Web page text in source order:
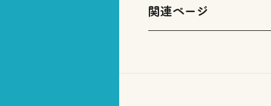
関連ページ